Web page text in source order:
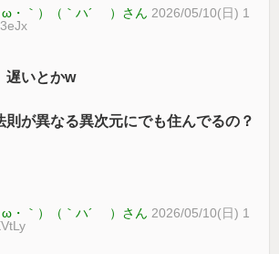
ω・｀）（｀ハ´ ）さん 2026/05/10(日) 1
遅いとかw
則が異なる異次元にでも住んでるの？
ω・｀）（｀ハ´ ）さん 2026/05/10(日) 1